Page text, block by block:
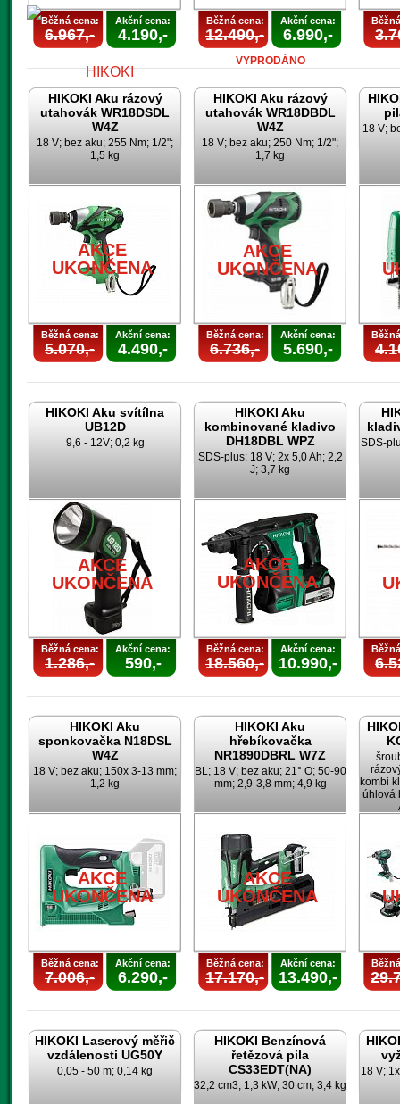
AKCE
UKONČENA
Běžná cena:
6.967,-
Akční cena:
4.190,-
Běžná cena:
12.490,-
Akční cena:
6.990,-
VYPRODÁNO
HIKOKI Aku rázový
utahovák WR18DSDL
W4Z
18 V; bez aku; 255 Nm; 1/2";
1,5 kg
AKCE
UKONČENA
Běžná cena:
5.070,-
Akční cena:
4.490,-
HIKOKI Aku rázový
utahovák WR18DBDL
W4Z
18 V; bez aku; 250 Nm; 1/2";
1,7 kg
AKCE
UKONČENA
Běžná cena:
6.736,-
Akční cena:
5.690,-
18 V;
HIKOKI Aku svítílna
UB12D
9,6 - 12V; 0,2 kg
AKCE
UKONČENA
Běžná cena:
1.286,-
Akční cena:
590,-
HIKOKI Aku
kombinované kladivo
DH18DBL WPZ
SDS-plus; 18 V; 2x 5,0 Ah; 2,2
J; 3,7 kg
AKCE
UKONČENA
Běžná cena:
18.560,-
Akční cena:
10.990,-
SDS-
HIKOKI Aku
sponkovačka N18DSL
W4Z
18 V; bez aku; 150x 3-13 mm;
1,2 kg
AKCE
UKONČENA
Běžná cena:
7.006,-
Akční cena:
6.290,-
HIKOKI Aku
hřebíkovačka
NR1890DBRL W7Z
BL; 18 V; bez aku; 21° O; 50-90
mm; 2,9-3,8 mm; 4,9 kg
AKCE
UKONČENA
Běžná cena:
17.170,-
Akční cena:
13.490,-
kombi
úhlová
HIKOKI Laserový měřič
vzdálenosti UG50Y
0,05 - 50 m; 0,14 kg
HIKOKI Benzínová
řetězová pila
CS33EDT(NA)
32,2 cm3; 1,3 kW; 30 cm; 3,4 kg
18 V;